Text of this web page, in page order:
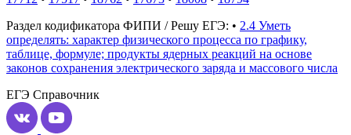
Раздел кодификатора ФИПИ / Решу ЕГЭ: • 2.4 Уметь
определять: характер физического процесса по графику,
таблице, формуле; продукты ядерных реакций на основе
законов сохранения электрического заряда и массового числа
ЕГЭ Справочник